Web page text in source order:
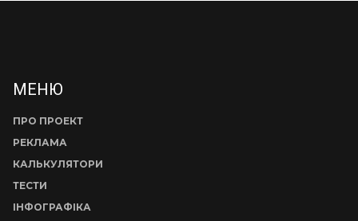
МЕНЮ
ПРО ПРОЕКТ
РЕКЛАМА
КАЛЬКУЛЯТОРИ
ТЕСТИ
ІНФОГРАФІКА